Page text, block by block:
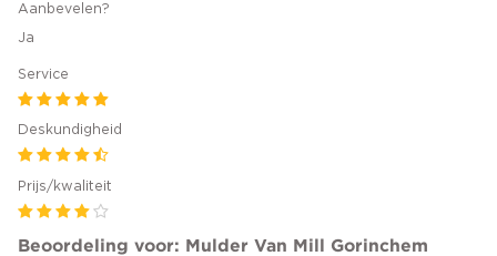
Aanbevelen?
Ja
Service
Deskundigheid
Prijs/kwaliteit
Beoordeling voor: Mulder Van Mill Gorinchem